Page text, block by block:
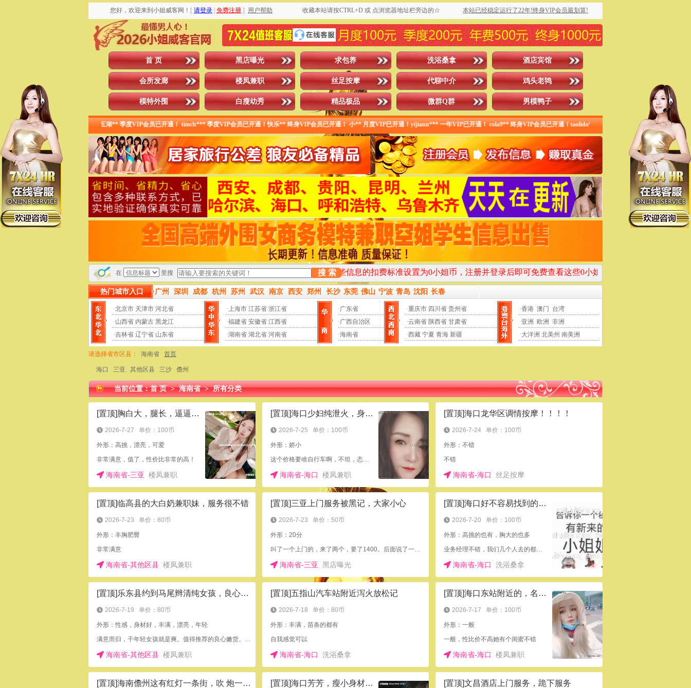
您好，欢迎来到小姐威客网！ [ 请登录 免费注册 ] 用户帮助 收藏本站请按CTRL+D 或 点浏览器地址栏旁边的☆ 本站已经稳定运行了22年!终身VIP会员最划算!
首 页 黑店曝光 求包养 洗浴桑拿 酒店宾馆
会所发廊 楼凤兼职 丝足按摩 代聊中介 鸡头老鸨
模特外围 白瘦幼秀 精品极品 微群Q群 男模鸭子
！炮打五湖** 季度VIP会员已开通！ timch*** 季度VIP会员已开通！快乐** 终身VIP会员已开通！ 小** 月度VIP已开通！yijiann*** 一年VIP已开通！ cola9** 终身VIP会员已开通！taolido*** 月度VIP已开通！ 一杆打炮**月度VIP
在 里搜 搜 索
请大家多多关注本站“黑店曝光”板块，以免上当受骗！本站会不定期地把一些信息的扣费标准设置为0小姐币，注册并登录后即可免费查看这些0小姐币信息！发任意标题、任意内容的邮件
热门城市入口 广州 深圳 成都 杭州 苏州 武汉 南京 西安 郑州 长沙 东莞 佛山 宁波 青岛 沈阳 长春
·北京市 天津市 河北省
·山西省 内蒙古 黑龙江
·吉林省 辽宁省 山东省
·上海市 江苏省 浙江省
·福建省 安徽省 江西省
·湖南省 湖北省 河南省
·广东省
·广西自治区
·海南省
·重庆市 四川省 贵州省
·云南省 陕西省 甘肃省
·西藏 宁夏 青海 新疆
·香港 澳门
台湾
·亚洲 欧洲 非洲
·大洋洲 北美州 南美洲
请选择省市区县： 海南省 首页
海口 三亚 其他区县 三沙 儋州
当前位置：首 页>海南省>所有分类
[置顶]胸白大，腿长，逼逼粉嫩！
2026-7-27 单价：100币
外形：高挑，漂亮，可爱
非常满意，值了，性价比非常的高！
海南省-三亚 楼凤兼职
[置顶]海口少妇纯泄火，身材娇小，三张
2026-7-25 单价：100币
外形：娇小
这个价格要啥自行车啊，不坦，态度不错。
海南省-海口 楼凤兼职
[置顶]海口龙华区调情按摩！！！！
2026-7-24 单价：100币
外形：不错
不错
海南省-海口 丝足按摩
[置顶]临高县的大白奶兼职妹，服务很不错
2026-7-23 单价：80币
外形：丰胸肥臀
非常满意
海南省-其他区县 楼凤兼职
[置顶]三亚上门服务被黑记，大家小心
2026-7-23 单价：50币
外形：20分
叫了一个上门的，来了两个，要了1400。后面说了一堆非要你加服务，每个800，不加就不搞。素质低下
海南省-三亚 黑店曝光
[置顶]海口好不容易找到的隐蔽会所
2026-7-20 单价：100币
外形：高挑的也有，胸大的也多
业务经理不错，我们几个人去的都安排满意了，小姐姐也多，去了也不用等，我们去的早，小姐姐说话又好听
海南省-海口 洗浴桑拿
[置顶]乐东县约到马尾辫清纯女孩，良心推荐的嫩货。
2026-7-19 单价：80币
外形：性感，身材好，丰满，漂亮，年轻
满意而归，干年轻女孩就是爽。值得推荐的良心嫩货。照片也是 本人。
海南省-其他区县 楼凤兼职
[置顶]五指山汽车站附近泻火放松记
2026-7-18 单价：80币
外形：丰满，苗条的都有
自我感觉可以
海南省-海口 洗浴桑拿
[置顶]海口东站附近的，名字叫咪咪
2026-7-17 单价：100币
外形：一般
一般，性比价不高她有个闺蜜不错
海南省-海口 楼凤兼职
[置顶]海南儋州这有红灯一条街，吹 炮一条龙服务，泻火好去处 [置顶]海口芳芳，瘦小身材，喜欢30多的可以去 [置顶]文昌酒店上门服务，跪下服务